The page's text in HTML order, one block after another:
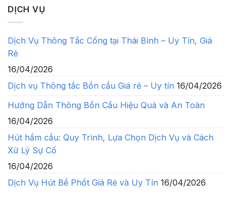
DỊCH VỤ
Dịch Vụ Thông Tắc Cống tại Thái Bình – Uy Tín, Giá
Rẻ
16/04/2026
Dịch vụ Thông tắc Bồn cầu Giá rẻ – Uy tín 16/04/2026
Hướng Dẫn Thông Bồn Cầu Hiệu Quả và An Toàn
16/04/2026
Hút hầm cầu: Quy Trình, Lựa Chọn Dịch Vụ và Cách
Xử Lý Sự Cố
16/04/2026
Dịch Vụ Hút Bể Phốt Giá Rẻ và Uy Tín 16/04/2026